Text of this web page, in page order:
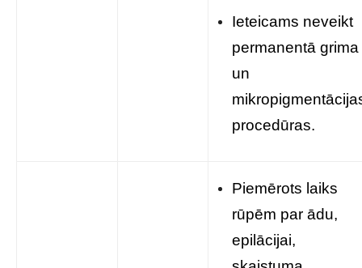
Ieteicams neveikt
permanentā grima
un
procedūras.
Piemērots laiks
rūpēm par ādu,
epilācijai,